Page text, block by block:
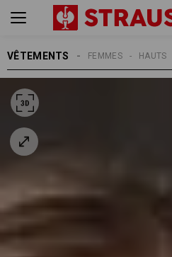
VÊTEMENTS HAUTS
FEMMES